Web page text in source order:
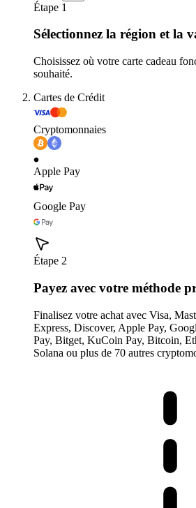
Étape 1
Sélectionnez la région et la
Choisissez où votre carte cadeau
souhaité.
Cartes de Crédit
Cryptomonnaies
Apple Pay
Google Pay
Étape 2
Payez avec votre méthode
Finalisez votre achat avec Visa,
Express, Discover, Apple Pay,
Pay, Bitget, KuCoin Pay, Bitcoin,
Solana ou plus de 70 autres